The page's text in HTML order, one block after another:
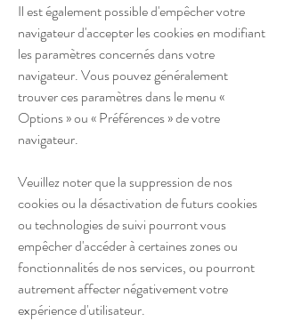
Il est également possible d'empêcher votre
navigateur d'accepter les cookies en modifiant
les paramètres concernés dans votre
navigateur. Vous pouvez généralement
trouver ces paramètres dans le menu «
Options » ou « Préférences » de votre
navigateur.
Veuillez noter que la suppression de nos
cookies ou la désactivation de futurs cookies
ou technologies de suivi pourront vous
empêcher d'accéder à certaines zones ou
fonctionnalités de nos services, ou pourront
autrement affecter négativement votre
expérience d'utilisateur.